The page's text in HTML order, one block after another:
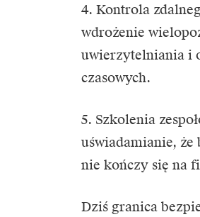
4. Kontrola
wdrożenie
uwierzytelniania i
czasowych.
5. Szkolenia
uświadamianie, że
nie kończy się na
Dziś granica